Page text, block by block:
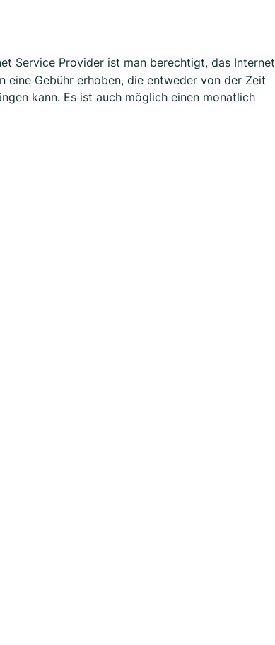
Service Provider ist man berechtigt, das Internet
eine Gebühr erhoben, die entweder von der Zeit
kann. Es ist auch möglich einen monatlich